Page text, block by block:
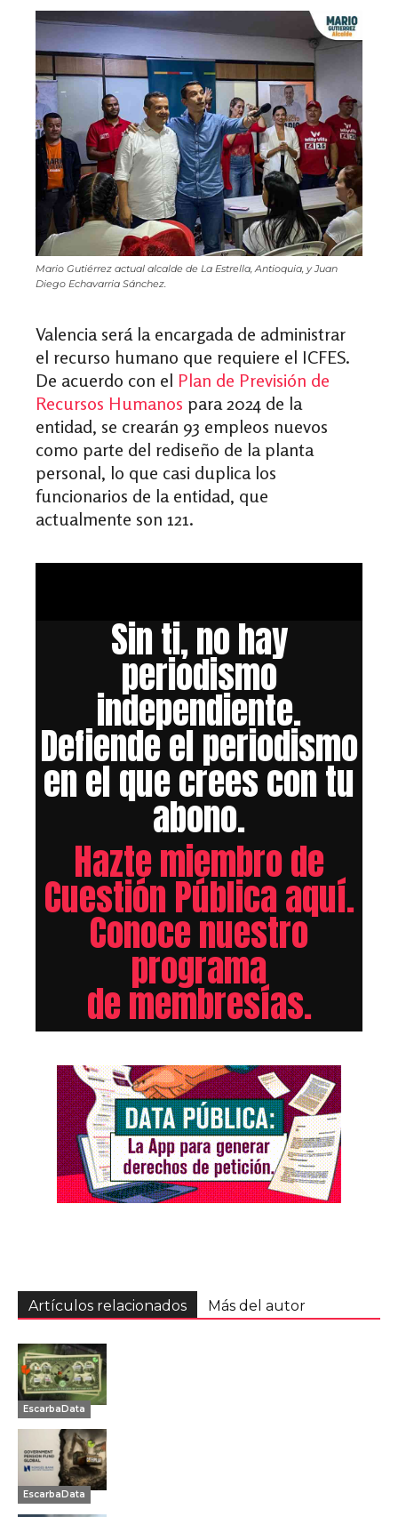
Mario Gutiérrez actual alcalde de La Estrella, Antioquia, y Juan
Diego Echavarria Sánchez.
Valencia será la encargada de administrar
el recurso humano que requiere el ICFES.
De acuerdo con el Plan de Previsión de
Recursos Humanos para 2024 de la
entidad, se crearán 93 empleos nuevos
como parte del rediseño de la planta
personal, lo que casi duplica los
funcionarios de la entidad, que
actualmente son 121.
Sin ti, no hay
periodismo
independiente.
Defiende el periodismo
en el que crees con tu
abono.
Hazte miembro de
Cuestión Pública aquí.
Conoce nuestro
programa
de membresías.
Artículos relacionados Más del autor
EscarbaData
EscarbaData